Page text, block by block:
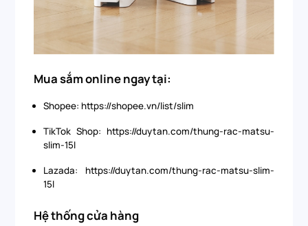
Mua sắm online ngay tại:
Shopee: https://shopee.vn/list/slim
TikTok Shop: https://duytan.com/thung-rac-matsu-
slim-15l
Lazada: https://duytan.com/thung-rac-matsu-slim-
15l
Hệ thống cửa hàng